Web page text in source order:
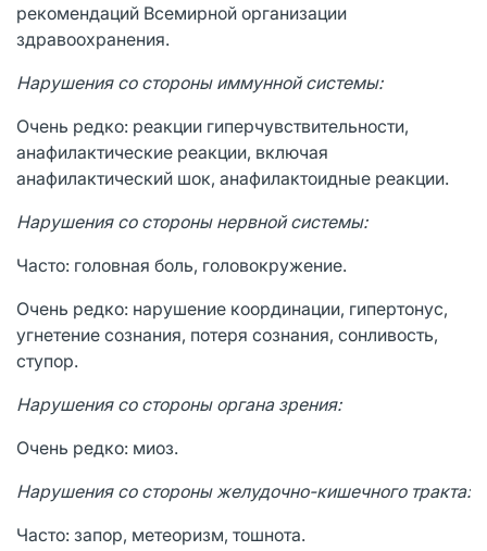
рекомендаций Всемирной организации
здравоохранения.
Нарушения со стороны иммунной системы:
Очень редко: реакции гиперчувствительности,
анафилактические реакции, включая
анафилактический шок, анафилактоидные реакции.
Нарушения со стороны нервной системы:
Часто: головная боль, головокружение.
Очень редко: нарушение координации, гипертонус,
угнетение сознания, потеря сознания, сонливость,
ступор.
Нарушения со стороны органа зрения:
Очень редко: миоз.
Нарушения со стороны желудочно-кишечного тракта:
Часто: запор, метеоризм, тошнота.